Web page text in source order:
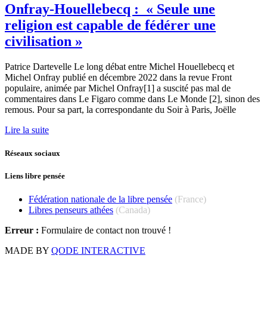
Onfray-Houellebecq : « Seule une
religion est capable de fédérer une
civilisation »
Patrice Dartevelle Le long débat entre Michel Houellebecq et
Michel Onfray publié en décembre 2022 dans la revue Front
populaire, animée par Michel Onfray[1] a suscité pas mal de
commentaires dans Le Figaro comme dans Le Monde [2], sinon des
remous. Pour sa part, la correspondante du Soir à Paris, Joëlle
Lire la suite
Réseaux sociaux
Liens libre pensée
Fédération nationale de la libre pensée (France)
Libres penseurs athées (Canada)
Erreur : Formulaire de contact non trouvé !
MADE BY QODE INTERACTIVE